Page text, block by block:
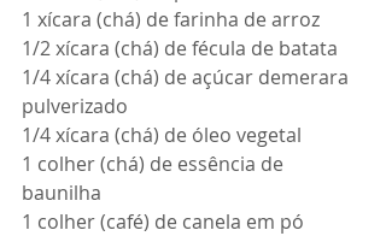
1 xícara (chá) de farinha de arroz
1/2 xícara (chá) de fécula de batata
1/4 xícara (chá) de açúcar demerara
pulverizado
1/4 xícara (chá) de óleo vegetal
1 colher (chá) de essência de
baunilha
1 colher (café) de canela em pó